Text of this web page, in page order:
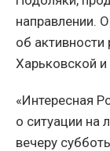
направлении.
об активности
Харьковской
«Интересная
о ситуации на
вечеру